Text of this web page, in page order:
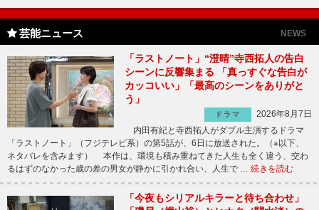
芸能ニュース NEWS
「ラストノート」“澄晴”寺西拓人の告白
シーンに反響集まる 「真っすぐな告白が
カッコいい」「最高のシーンをありがと
う」
ドラマ
2026年8月7日
内田有紀と寺西拓人がダブル主演するドラマ
「ラストノート」（フジテレビ系）の第5話が、6日に放送された。（※以下、
ネタバレを含みます） 本作は、環境も積み重ねてきた人生も全く違う、交わ
るはずのなかった歳の差の男女が静かに引かれ合い、人生で … 続きを読む
「今夜もシリアルキラーと待ち合わせ」